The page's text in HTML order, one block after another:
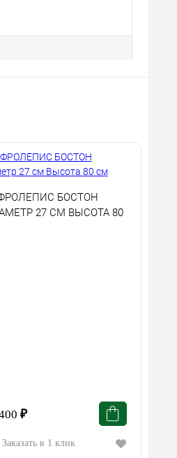
БОСТОН
27 СМ ВЫСОТА 80
₽
Заказать в 1 клик